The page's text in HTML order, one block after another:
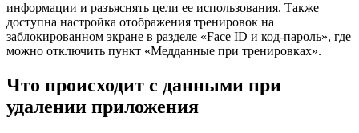
информации и разъяснять цели ее использования. Также
доступна настройка отображения тренировок на
заблокированном экране в разделе «Face ID и код-пароль», где
можно отключить пункт «Медданные при тренировках».
Что происходит с данными при
удалении приложения